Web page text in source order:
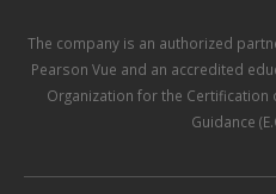
The company is an authorized
Pearson Vue and an accredited
Organization for the
Guidance